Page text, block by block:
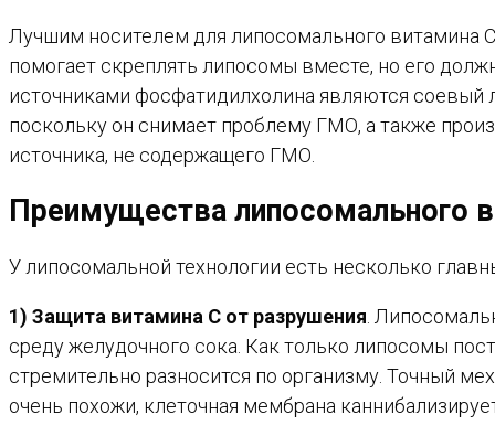
Лучшим носителем для липосомального витамина
помогает скреплять липосомы вместе, но его
источниками фосфатидилхолина являются соевый
поскольку он снимает проблему ГМО, а также
источника, не содержащего ГМО.
Преимущества липосомального
У липосомальной технологии есть несколько
1) Защита витамина С от разрушения.
среду желудочного сока. Как только липосомы
стремительно разносится по организму. Точный
очень похожи, клеточная мембрана